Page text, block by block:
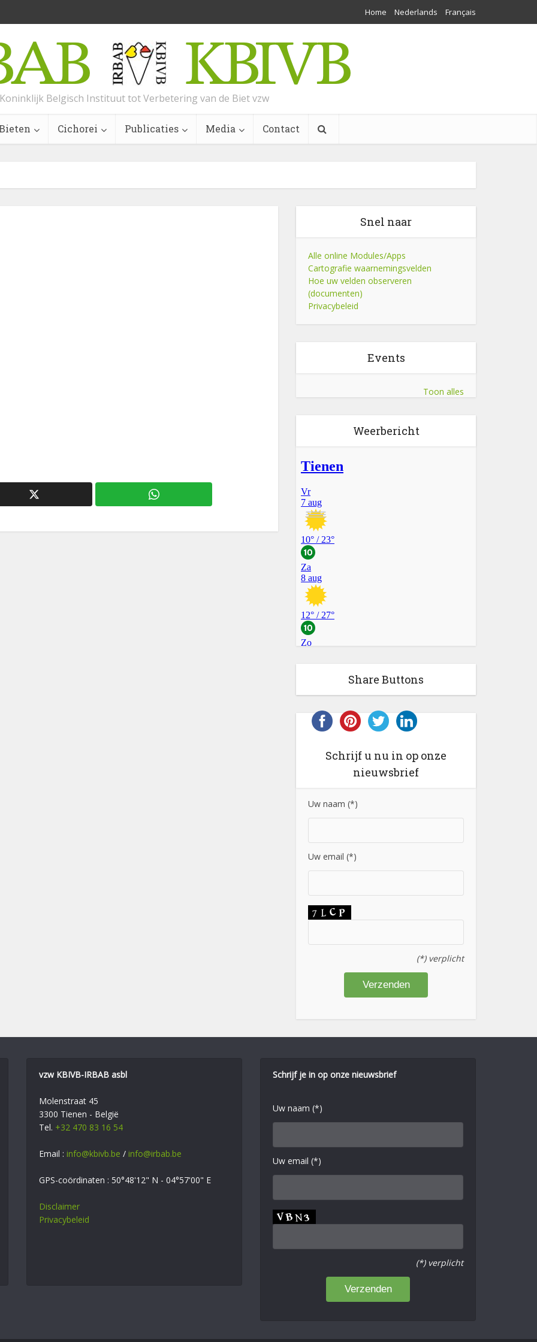
Home Nederlands Français
Koninklijk Belgisch Instituut tot Verbetering van de Biet vzw
Cichorei Publicaties Media Contact
Snel naar
Alle online Modules/Apps
Cartografie waarnemingsvelden
Hoe uw velden observeren
(documenten)
Privacybeleid
Events
Toon alles
Weerbericht
Share Buttons
Schrijf u nu in op onze
nieuwsbrief
Uw naam (*)
Uw email (*)
(*) verplicht
vzw KBIVB-IRBAB asbl
Molenstraat 45
3300 Tienen - België
Tel. +32 470 83 16 54
Email : info@kbivb.be / info@irbab.be
GPS-coördinaten : 50°48'12" N - 04°57'00" E
Disclaimer
Privacybeleid
Schrijf je in op onze nieuwsbrief
Uw naam (*)
Uw email (*)
(*) verplicht